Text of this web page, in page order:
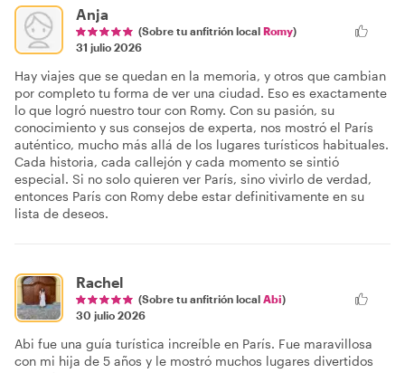
Anja
(Sobre tu anfitrión local Romy)
31 julio 2026
Hay viajes que se quedan en la memoria, y otros que cambian
por completo tu forma de ver una ciudad. Eso es exactamente
lo que logró nuestro tour con Romy. Con su pasión, su
conocimiento y sus consejos de experta, nos mostró el París
auténtico, mucho más allá de los lugares turísticos habituales.
Cada historia, cada callejón y cada momento se sintió
especial. Si no solo quieren ver París, sino vivirlo de verdad,
entonces París con Romy debe estar definitivamente en su
lista de deseos.
Rachel
(Sobre tu anfitrión local Abi)
30 julio 2026
Abi fue una guía turística increíble en París. Fue maravillosa
con mi hija de 5 años y le mostró muchos lugares divertidos